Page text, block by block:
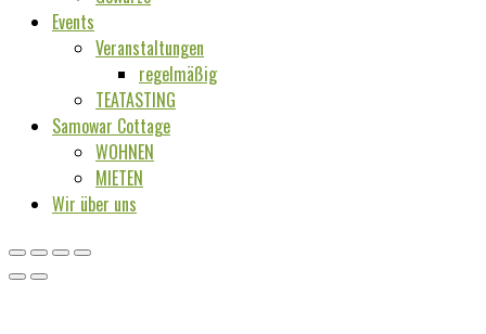
Events
Veranstaltungen
regelmäßig
TEATASTING
Samowar Cottage
WOHNEN
MIETEN
Wir über uns